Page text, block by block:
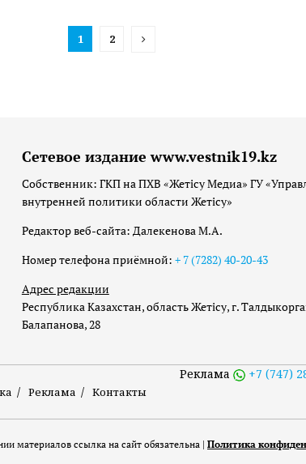
1 2
Сетевое издание www.vestnik19.kz
Собственник: ГКП на ПХВ «Жетісу Медиа» ГУ
внутренней политики области Жетісу»
Редактор веб-сайта: Далекенова М.А.
Номер телефона приёмной: + 7 (7282) 40-20-43
Адрес редакции
Республика Казахстан, область Жетісу, г.
Балапанова, 28
Реклама Контакты
Реклама +7 (747)
материалов ссылка на сайт обязательна | Политика